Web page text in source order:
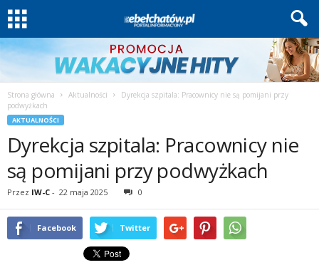
Strona główna Aktualności
Dyrekcja szpitala: Pracownicy nie są pomijani przy
podwyżkach
AKTUALNOŚCI
Dyrekcja szpitala: Pracownicy nie
są pomijani przy podwyżkach
Przez IW-C - 22 maja 2025 0
Facebook Twitter